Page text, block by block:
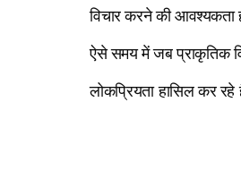
विचार करने की आवश्यकता
ऐसे समय में जब प्राकृतिक
लोकप्रियता हासिल कर रहे